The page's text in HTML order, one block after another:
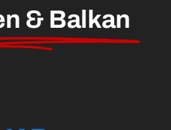
& Balkan